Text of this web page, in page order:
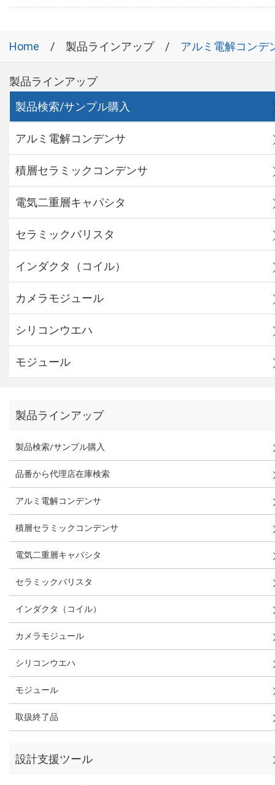
Home 製品ラインアップ アルミ電解コンデ
製品ラインアップ
製品検索/サンプル購入
アルミ電解コンデンサ
積層セラミックコンデンサ
電気二重層キャパシタ
セラミックバリスタ
インダクタ（コイル）
カメラモジュール
シリコンウエハ
モジュール
製品ラインアップ
製品検索/サンプル購入
品番から代理店在庫検索
アルミ電解コンデンサ
積層セラミックコンデンサ
電気二重層キャパシタ
セラミックバリスタ
インダクタ（コイル）
カメラモジュール
シリコンウエハ
モジュール
取扱終了品
設計支援ツール